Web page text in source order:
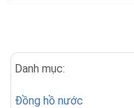
Danh mục:
Đồng hồ nước